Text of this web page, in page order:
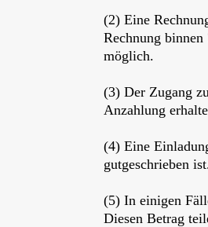
(2) Eine
Rechnung
möglich.
(3) Der Zugang
Anzahlung
(4) Eine
gutgeschrieben
(5) In einigen
Diesen Betrag